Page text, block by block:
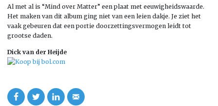
Al met al is “Mind over Matter” een plaat met eeuwigheidswaarde.
Het maken van dit album ging niet van een leien dakje. Je ziet het
vaak gebeuren dat een portie doorzettingsvermogen leidt tot
grootse daden.
Dick van der Heijde